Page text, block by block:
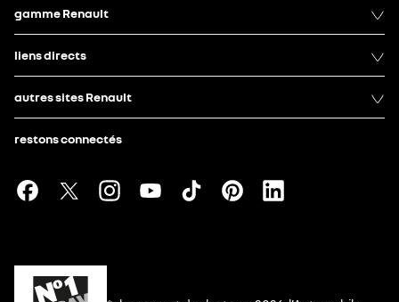
gamme Renault
liens directs
autres sites Renault
restons connectés